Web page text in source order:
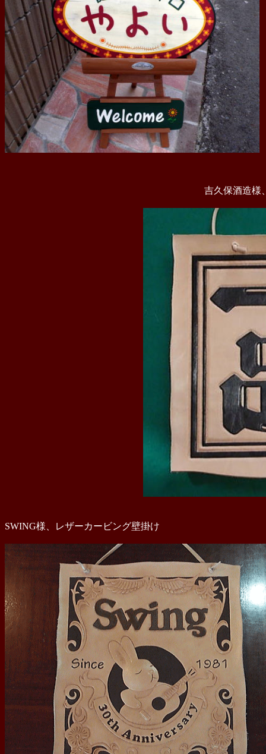
吉久保酒造様
SWING様、レザーカービング壁掛け